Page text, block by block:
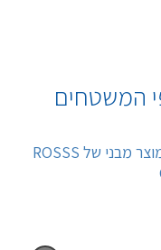
המשטחים
מיוצר רק עם פלדות מאושרות. לכל מוצר מבני של ROSSS